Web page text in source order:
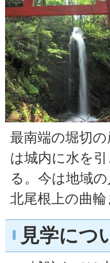
最南端の堀切
は城内に水を
る。今は地域
北尾根上の曲
見学につ